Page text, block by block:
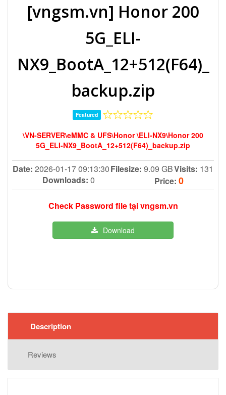
[vngsm.vn] Honor 200
5G_ELI-
NX9_BootA_12+512(F64)_
backup.zip
Featured
\VN-SERVER\eMMC & UFS\Honor \ELI-NX9\Honor 200
5G_ELI-NX9_BootA_12+512(F64)_backup.zip
Date: 2026-01-17 09:13:30Filesize: 9.09 GBVisits: 131
Downloads: 0 Price: 0
Check Password file tại vngsm.vn
Download
Description
Reviews